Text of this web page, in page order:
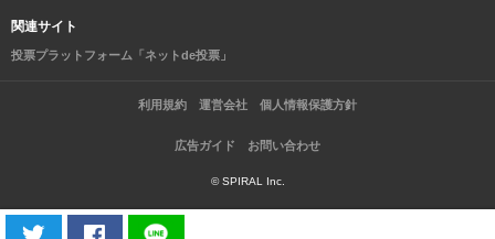
関連サイト
投票プラットフォーム「ネットde投票」
利用規約 運営会社 個人情報保護方針
広告ガイド お問い合わせ
© SPIRAL Inc.